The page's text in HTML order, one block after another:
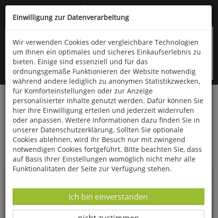
Kompletten Head der Seite überspringen
oder (06766) 9323-960
Startseite Informationen
Uppps...
Sie sind weitergeleitet worden !
haben zu öffnen, gibt es leider nicht mehr in unserem
Einwilligung zur Datenverarbeitung
Wir verwenden Cookies oder vergleichbare Technologien
um Ihnen ein optimales und sicheres Einkaufserlebnis zu
bieten. Einige sind essenziell und für das
ordnungsgemäße Funktionieren der Website notwendig
während andere lediglich zu anonymen Statistikzwecken,
für Komforteinstellungen oder zur Anzeige
personalisierter Inhalte genutzt werden. Dafür können Sie
hier Ihre Einwilligung erteilen und jederzeit widerrufen
oder anpassen. Weitere Informationen dazu finden Sie in
unserer Datenschutzerklärung. Sollten Sie optionale
Cookies ablehnen, wird Ihr Besuch nur mit zwingend
notwendigen Cookies fortgeführt. Bitte beachten Sie, dass
auf Basis Ihrer Einstellungen womöglich nicht mehr alle
Funktionalitäten der Seite zur Verfügung stehen.
Datenverarbeitung -
Ich bin einverstanden